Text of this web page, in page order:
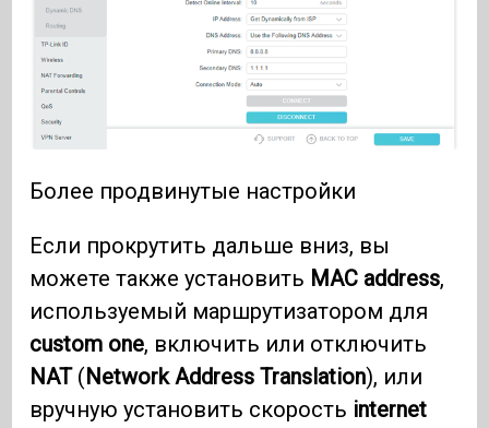
Более продвинутые настройки
Если прокрутить дальше вниз, вы
можете также установить MAC address,
используемый маршрутизатором для
custom one, включить или отключить
NAT(Network Address Translation), или
вручную установить скорость internet